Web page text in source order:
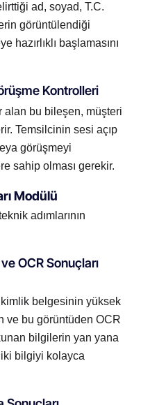
ad, soyad, T.C.
görüntülendiği
hazırlıklı başlamasını
Kontrolleri
alan bu bileşen, müşteri
Temsilcinin sesi açıp
görüşmeyi
sahip olması gerekir.
Modülü
adımlarının
OCR Sonuçları
belgesinin yüksek
ve bu görüntüden OCR
bilgilerin yan yana
bilgiyi kolayca